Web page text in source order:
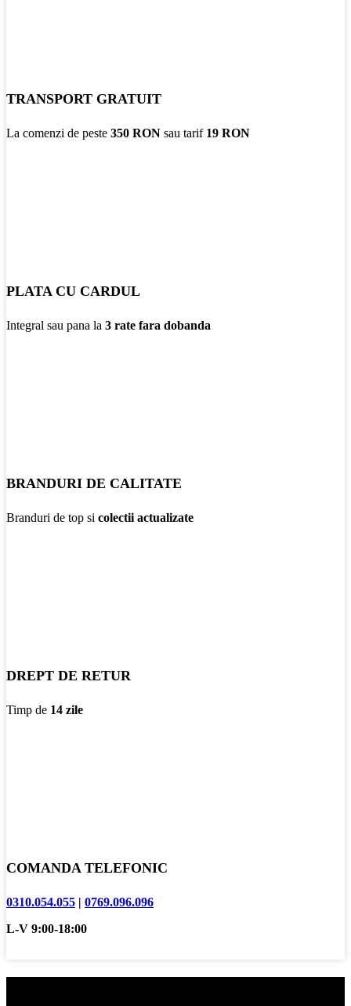
TRANSPORT GRATUIT
La comenzi de peste 350 RON sau tarif 19 RON
PLATA CU CARDUL
Integral sau pana la 3 rate fara dobanda
BRANDURI DE CALITATE
Branduri de top si colectii actualizate
DREPT DE RETUR
Timp de 14 zile
COMANDA TELEFONIC
0310.054.055 | 0769.096.096
L-V 9:00-18:00